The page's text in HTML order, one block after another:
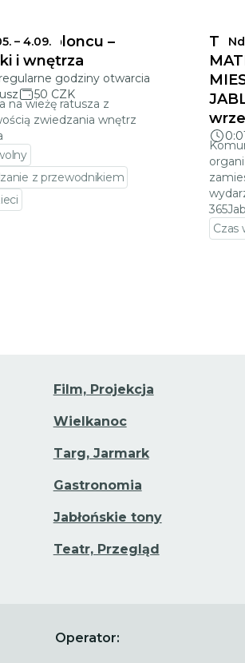
– 4.09.
w Jabloncu –
i wnętrza
godziny otwarcia
50 CZK
na wieżę ratusza z
zwiedzania wnętrz
z przewodnikiem
Czas
Film, Projekcja
Wielkanoc
Targ, Jarmark
Gastronomia
Jabłońskie tony
Teatr, Przegląd
Operator: